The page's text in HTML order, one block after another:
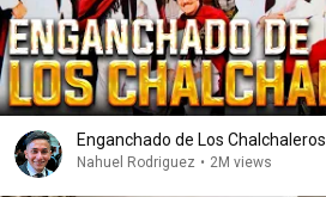
Enganchado de Los Chalchaleros
Nahuel Rodriguez • 2M views